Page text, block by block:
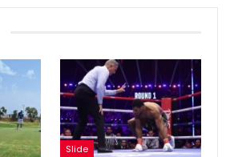
Slide